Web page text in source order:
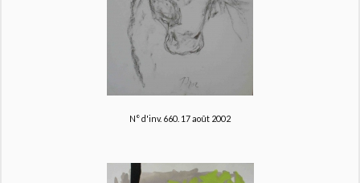
N° d'inv. 660. 17 août 2002